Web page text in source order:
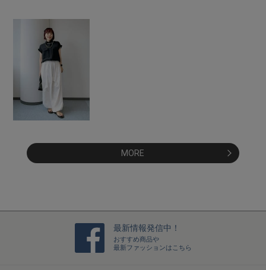
MORE
最新情報発信中！
おすすめ商品や
最新ファッションはこちら